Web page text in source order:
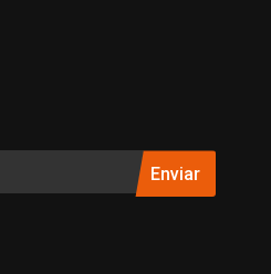
Enviar